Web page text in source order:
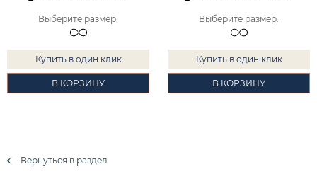
Выберите размер:
Купить в один клик
В КОРЗИНУ
Выберите размер:
Купить в один клик
В КОРЗИНУ
Вернуться в раздел